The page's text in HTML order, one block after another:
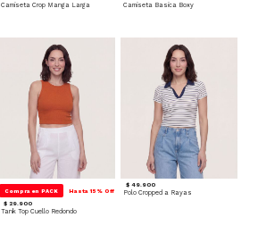
Camiseta Crop Manga Larga Camiseta Basica Boxy
Compra en PACK Hasta 15% Off
$ 29.900
Tank Top Cuello Redondo
$ 49.900
Polo Cropped a Rayas